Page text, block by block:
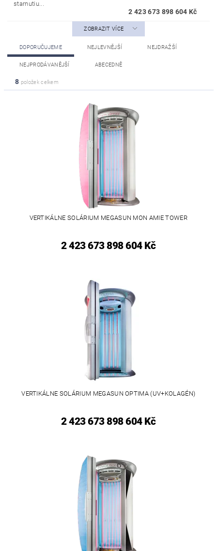
starnutiu...
2 423 673 898 604 Kč
ZOBRAZIT VÍCE
DOPORUČUJEME NEJLEVNĚJŠÍ NEJDRAŽŠÍ
NEJPRODÁVANĚJŠÍ ABECEDNĚ
8 položek celkem
VERTIKÁLNE SOLÁRIUM MEGASUN MON AMIE TOWER
2 423 673 898 604 Kč
VERTIKÁLNE SOLÁRIUM MEGASUN OPTIMA (UV+KOLAGÉN)
2 423 673 898 604 Kč